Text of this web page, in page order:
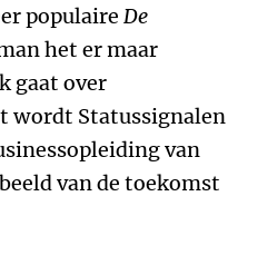
populaire De
het er maar
gaat over
wordt Statussignalen
van
van de toekomst